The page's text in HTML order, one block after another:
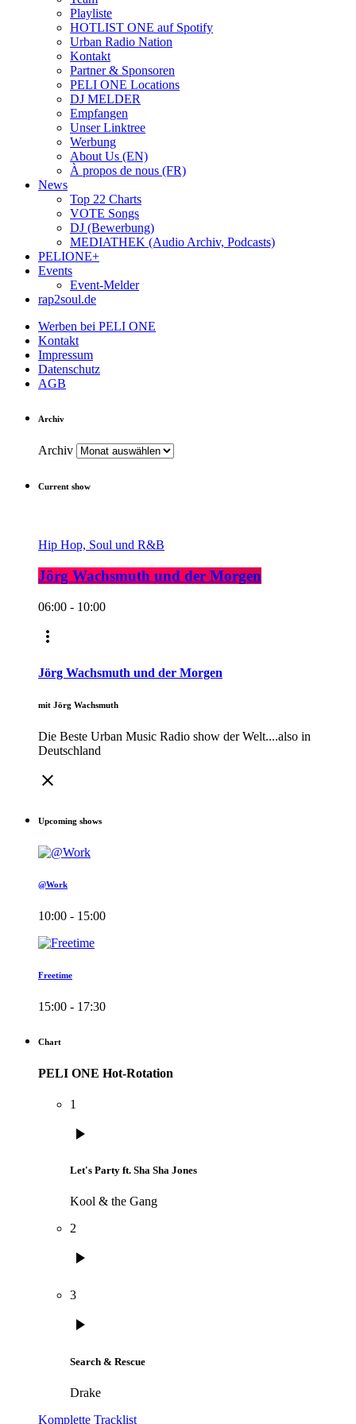
Playliste
HOTLIST ONE auf Spotify
Urban Radio Nation
Kontakt
Partner & Sponsoren
PELI ONE Locations
DJ MELDER
Empfangen
Unser Linktree
Werbung
About Us (EN)
À propos de nous (FR)
News
Top 22 Charts
VOTE Songs
DJ (Bewerbung)
MEDIATHEK (Audio Archiv, Podcasts)
PELIONE+
Events
Event-Melder
rap2soul.de
Werben bei PELI ONE
Kontakt
Impressum
Datenschutz
AGB
Archiv
Archiv
Current show
Hip Hop, Soul und R&B
Jörg Wachsmuth und der Morgen
06:00 - 10:00
more_vert
Jörg Wachsmuth und der Morgen
mit Jörg Wachsmuth
Die Beste Urban Music Radio show der Welt....also in
Deutschland
close
Upcoming shows
@Work
10:00 - 15:00
Freetime
15:00 - 17:30
Chart
PELI ONE Hot-Rotation
1
play_arrow
Let's Party ft. Sha Sha Jones
Kool & the Gang
2
play_arrow
3
play_arrow
Search & Rescue
Drake
Komplette Tracklist